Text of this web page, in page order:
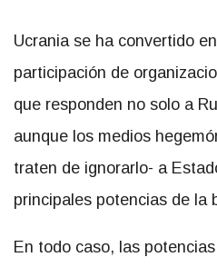
Ucrania se ha convertido
participación de
que responden no solo a
aunque los medios
traten de ignorarlo- a
principales potencias de la
En todo caso, las